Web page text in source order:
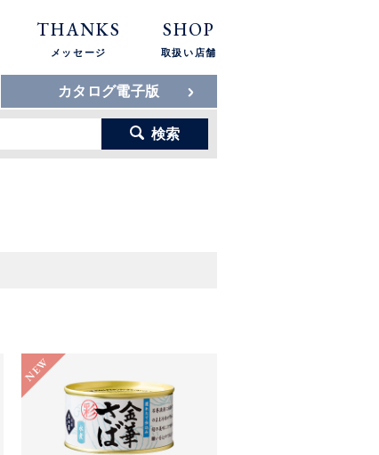
THANKS
メッセージ
SHOP
取扱い店舗
カタログ電子版
検索
NEW